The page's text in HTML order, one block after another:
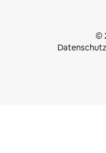
©
Datenschutz